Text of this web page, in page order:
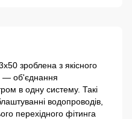
зроблена з якісного
— об'єднання
в одну систему. Такі
водопроводів,
перехідного фітинга